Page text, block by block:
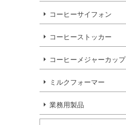
コーヒーサイフォン
コーヒーストッカー
コーヒーメジャーカップ
ミルクフォーマー
業務用製品